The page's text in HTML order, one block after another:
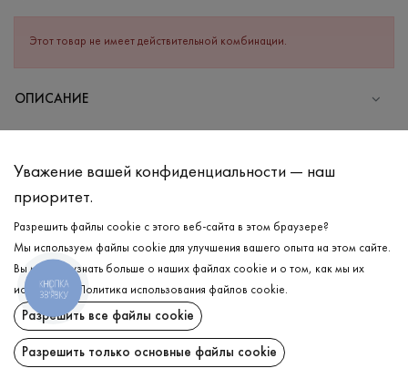
Этот товар не имеет действительной комбинации.
ОПИСАНИЕ
УХОД
Стирка в холодной воде (до 30 °C)
Отбеливание запрещено
Гладить при средней температуре
Щадный отжим и сушка
Щадящая химчистка
ДОСТАВКА
ВОЗВРАТ
Уважение вашей конфиденциальности — наш
приоритет.
Разрешить файлы cookie с этого веб-сайта в этом браузере?
Мы используем файлы cookie для улучшения вашего опыта на этом сайте.
Вы можете узнать больше о наших файлах cookie и о том, как мы их
используем.
Политика использования файлов cookie.
Разрешить все файлы cookie
Разрешить только основные файлы cookie
КНОПКА
ЗВ'ЯЗКУ